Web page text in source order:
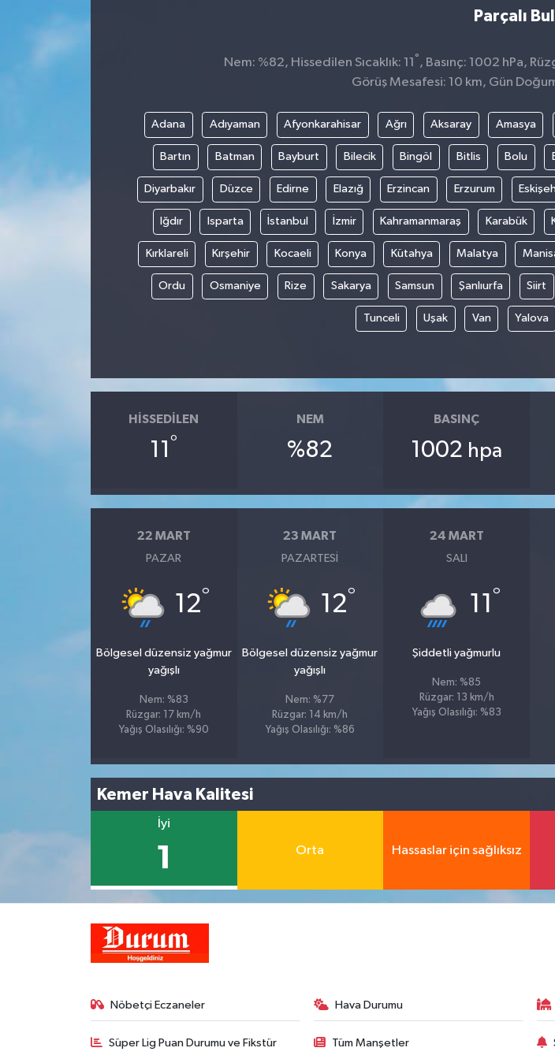
Parçalı
Nem: %82, Hissedilen Sıcaklık: 11 ° , Basınç: 1002 hPa,
Görüş Mesafesi: 10 km, Gün
Adana Adıyaman Afyonkarahisar Ağrı Aksaray Amasya
Bartın Batman Bayburt Bilecik Bingöl Bitlis Bolu
Diyarbakır Düzce Edirne Elazığ Erzincan Erzurum
Iğdır Isparta İstanbul İzmir Kahramanmaraş Karabük
Kırklareli Kırşehir Kocaeli Konya Kütahya Malatya
Ordu Osmaniye Rize Sakarya Samsun Şanlıurfa Siirt
Tunceli Uşak Van Yalova
HISSEDILEN
11°
NEM
%82
BASINÇ
1002 hpa
22 MART
PAZAR
12°
Bölgesel düzensiz yağmur
yağışlı
Nem: %83
Rüzgar: 17 km/h
Yağış Olasılığı: %90
23 MART
PAZARTESI
12°
Bölgesel düzensiz yağmur
yağışlı
Nem: %77
Rüzgar: 14 km/h
Yağış Olasılığı: %86
24 MART
SALI
11 °
Şiddetli yağmurlu
Nem: %85
Rüzgar: 13 km/h
Yağış Olasılığı: %83
Kemer Hava Kalitesi
İyi
1 Orta Hassaslar için sağlıksız
Nöbetçi Eczaneler Hava Durumu
Süper Lig Puan Durumu ve Fikstür Tüm Manşetler